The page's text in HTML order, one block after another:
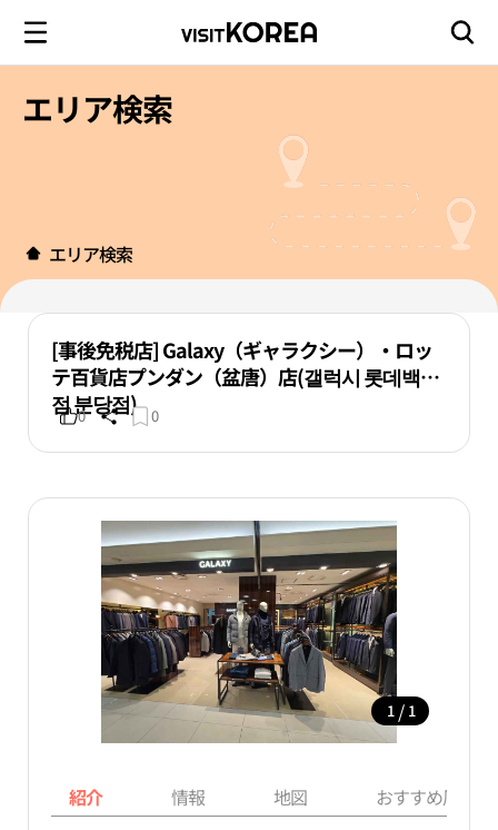
エリア検索
エリア検索
[事後免税店] Galaxy（ギャラクシー）・ロッ
テ百貨店プンダン（盆唐）店(갤럭시 롯데백화
점 분당점)
0 0
1 / 1
紹介 情報 地図 おすすめ周辺